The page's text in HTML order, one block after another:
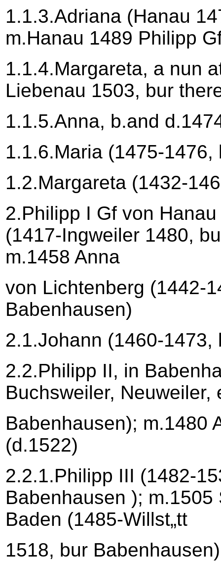
1.1.3.Adriana (Hanau
m.Hanau 1489 Philipp
1.1.4.Margareta, a nun
Liebenau 1503, bur
1.1.5.Anna, b.and
1.1.6.Maria (1475-1476,
1.2.Margareta (1432-
2.Philipp I Gf von
(1417-Ingweiler 1480,
m.1458 Anna
von Lichtenberg (1442-
Babenhausen)
2.1.Johann (1460-1473,
2.2.Philipp II, in
Buchsweiler, Neuweiler,
Babenhausen); m.1480
(d.1522)
2.2.1.Philipp III (1482-
Babenhausen );
Baden (1485-Willst„tt
1518, bur Babenhausen)